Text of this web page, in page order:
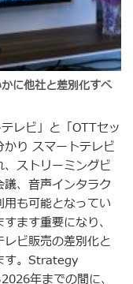
に他社と差別化すべ
レビ」と「OTTセッ
かり スマートテレビ
ストリーミングビ
、音声インタラク
も可能となってい
ます重要になり、
ビ販売の差別化と
す。Strategy
年までの間に、